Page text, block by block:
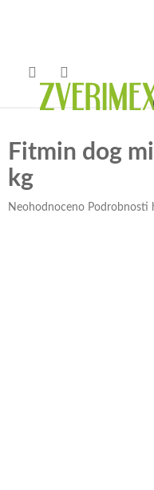
Fitmin dog
kg
Průměrné
Neohodnoceno Podrobnosti